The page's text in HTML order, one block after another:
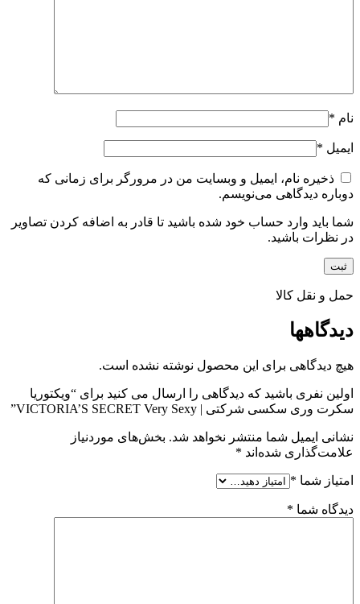
نام *
ایمیل *
ذخیره نام، ایمیل و وبسایت من در مرورگر برای زمانی که
دوباره دیدگاهی می‌نویسم.
شما باید وارد حساب خود شده باشید تا قادر به اضافه کردن تصاویر
در نظرات باشید.
حمل و نقل کالا
دیدگاهها
هیچ دیدگاهی برای این محصول نوشته نشده است.
اولین نفری باشید که دیدگاهی را ارسال می کنید برای “ویکتوریا
سکرت وری سکسی شرکتی | VICTORIA’S SECRET Very Sexy”
نشانی ایمیل شما منتشر نخواهد شد. بخش‌های موردنیاز
علامت‌گذاری شده‌اند *
امتیاز شما *
دیدگاه شما *